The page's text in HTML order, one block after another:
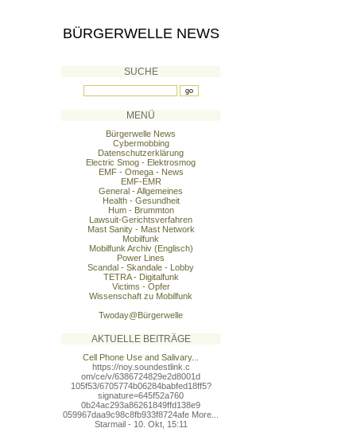
BÜRGERWELLE NEWS
SUCHE
MENÜ
Bürgerwelle News
Cybermobbing
Datenschutzerklärung
Electric Smog - Elektrosmog
EMF - Omega - News
EMF-EMR
General - Allgemeines
Health - Gesundheit
Hum - Brummton
Lawsuit-Gerichtsverfahren
Mast Sanity - Mast Network
Mobilfunk
Mobilfunk Archiv (Englisch)
Power Lines
Scandal - Skandale - Lobby
TETRA - Digitalfunk
Victims - Opfer
Wissenschaft zu Mobilfunk
Twoday@Bürgerwelle
AKTUELLE BEITRÄGE
Cell Phone Use and Salivary...
https://noy.soundestlink.c
om/ce/v/6386724829e2d8001d
105f53/6705774b06284babfed18ff5?
signature=645f52a760
0b24ac293a86261849ffd138e9
059967daa9c98c8fb933f8724afe More...
Starmail - 10. Okt, 15:11